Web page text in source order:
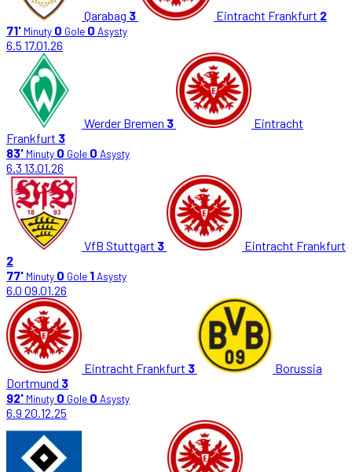
Qarabag 3 Eintracht Frankfurt 2
71' Minuty 0 Gole 0 Asysty
6.5 17.01.26
Werder Bremen 3
Eintracht
Frankfurt 3
83' Minuty 0 Gole 0 Asysty
6.3 13.01.26
VfB Stuttgart 3
Eintracht Frankfurt
2
77' Minuty 0 Gole 1Asysty
6.0 09.01.26
Eintracht Frankfurt 3
Borussia
Dortmund 3
92' Minuty 0 Gole 0 Asysty
6.9 20.12.25